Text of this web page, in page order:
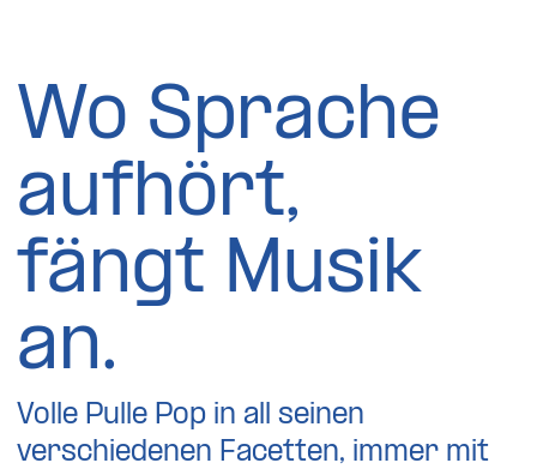
Wo Sprache
aufhört,
fängt Musik
an.
Volle Pulle Pop in all seinen
verschiedenen Facetten, immer mit